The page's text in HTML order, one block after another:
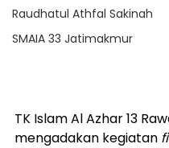
Raudhatul Athfal Sakinah
SMAIA 33 Jatimakmur
TK Islam Al Azhar 13
mengadakan kegiatan